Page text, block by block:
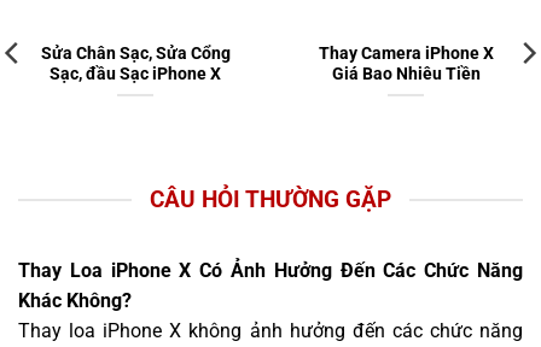
Sửa Chân Sạc, Sửa Cổng
Sạc, đầu Sạc iPhone X
Thay Camera iPhone X
Giá Bao Nhiêu Tiền
CÂU HỎI THƯỜNG GẶP
Thay Loa iPhone X Có Ảnh Hưởng Đến Các Chức Năng
Khác Không?
Thay loa iPhone X không ảnh hưởng đến các chức năng